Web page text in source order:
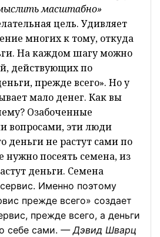
масштабно»
цель. Удивляет
многих к тому, откуда
На каждом шагу можно
действующих по
прежде всего». Но у
мало денег. Как вы
Озабоченные
вопросами, эти люди
деньги не растут сами по
нужно посеять семена, из
деньги. Семена
сервис. Именно поэтому
прежде всего» создает
прежде всего, а деньги
себе сами. — Дэвид Шварц